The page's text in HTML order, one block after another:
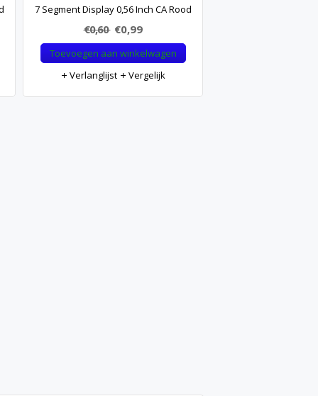
7 Segment Display 0,56 Inch CA Rood
€0,60 €0,99
Toevoegen aan winkelwagen
Verlanglijst
Vergelijk